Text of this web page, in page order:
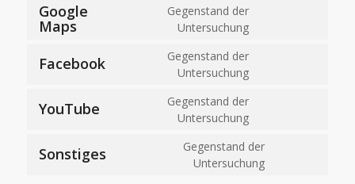
Google
Maps
Gegenstand der
Untersuchung
Facebook
Gegenstand der
Untersuchung
YouTube
Gegenstand der
Untersuchung
Sonstiges
Gegenstand der
Untersuchung